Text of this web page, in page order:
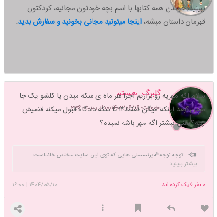
ببینید،خوندن همه کتابها با اسم بچه خودتون مجانیه، کودکتون
قهرمان داستان میشه،اینجا میتونید مجانی بخونید و سفارش بدید.
گلبرگ_هستم
عضویت: 1402/06/16 تعداد پست: 236
سلام اگه مهریه رو بزاریم اجرا هر ماه ی سکه میدن یا کلشو یک جا
میدن؟بعد اینکه میگن ففقط۱۴ تا سکه دادگاه قبول میکنه قضیش
چیه؟یعنی بیشتر اگه مهر باشه نمیده؟
توجه توجه🧨پرنسسلی هایی که توی این سایت مختص خانماست
عضون درخواست دوستی ندن 🧨🧨🧨🤧🤧
بیشتر ببینید
1404/05/10
|
16:00 0 نفر لایک کرده اند ...